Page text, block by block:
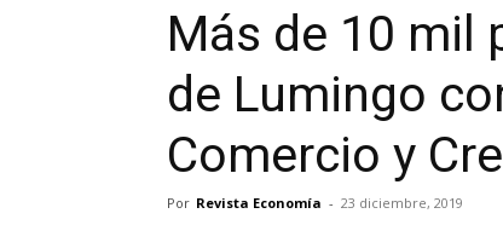
Más de 10 mil
de Lumingo
Comercio y
Por Revista Economía - 23 diciembre, 2019